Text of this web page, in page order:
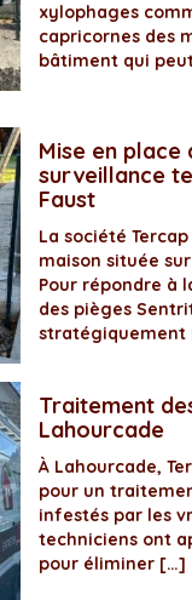
xylophages
capricornes des
bâtiment qui
Mise en place
surveillance
Faust
La société
maison située
Pour répondre à
des pièges
stratégiquement
Traitement
Lahourcade
À Lahourcade,
pour un
infestés par les
techniciens ont
pour éliminer […]